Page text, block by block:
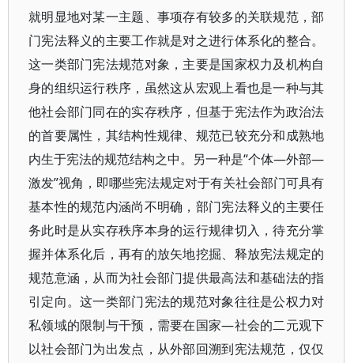
就明显地对某一主题、事项存有较多的关联规范，部
门宪法释义的主要工作就是对之进行体系化的整合。
这一类部门宪法规范对象，主要是国家权力及机构自
身的组织运行秩序，虽然这从宏观上看也是一种与其
他社会部门同在的实存秩序，但基于宪法作为政治法
的首要属性，其结构性规律、规范已较充分和成熟地
内生于宪法的规范结构之中。另一种是“个体—外部—
激发”视角，即哪些宪法规定对于有关社会部门可具有
基本性的规范内涵尚不明确，部门宪法释义的主要任
务此时是从实存秩序本身的运行规律切入，待充分掌
握并体系化后，再有的放矢地挖掘、释放宪法规定的
规范意涵，从而为社会部门提供最高法和基础法的指
引定向。这一类部门宪法的规范对象往往是公权力对
私领域的限制与干预，需要在国家—社会的二元观下
以社会部门为出发点，从外部回溯到宪法规范，仅仅